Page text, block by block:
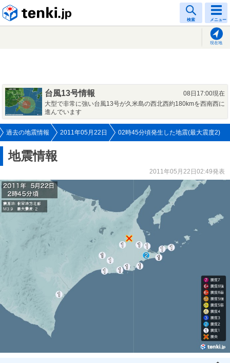
検索 メニュー
現在地
台風13号情報
08日17:00現在
大型で非常に強い台風13号が久米島の西北西約180kmを西南西に
進んでいます
過去の地震情報 2011年05月22日 02時45分頃発生した地震(最大震度2)
地震情報
2011年05月22日02:49発表